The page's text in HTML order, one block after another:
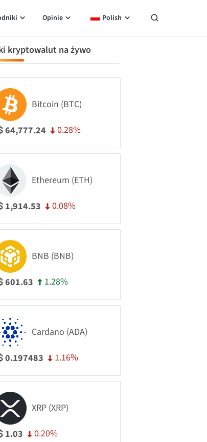
Opinie Polish
kryptowalut na żywo
Bitcoin (BTC)
64,777.24 0.28%
Ethereum (ETH)
1,914.53 0.08%
BNB (BNB)
601.63 1.28%
Cardano (ADA)
0.197483 1.16%
XRP (XRP)
1.03 0.20%